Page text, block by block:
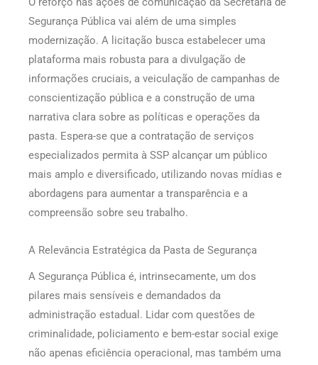
Segurança Pública vai além de uma simples
modernização. A licitação busca estabelecer uma
plataforma mais robusta para a divulgação de
informações cruciais, a veiculação de campanhas de
conscientização pública e a construção de uma
narrativa clara sobre as políticas e operações da
pasta. Espera-se que a contratação de serviços
especializados permita à SSP alcançar um público
mais amplo e diversificado, utilizando novas mídias e
abordagens para aumentar a transparência e a
compreensão sobre seu trabalho.
A Relevância Estratégica da Pasta de Segurança
A Segurança Pública é, intrinsecamente, um dos
pilares mais sensíveis e demandados da
administração estadual. Lidar com questões de
criminalidade, policiamento e bem-estar social exige
não apenas eficiência operacional, mas também uma